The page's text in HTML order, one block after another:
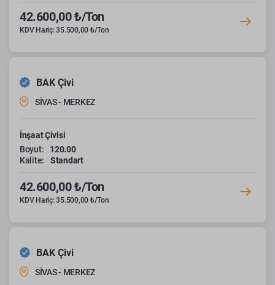
42.600,00 ₺/Ton
KDV Hariç: 35.500,00 ₺/Ton
BAK Çivi
SİVAS - MERKEZ
İnşaat Çivisi
Boyut:
120.00
Kalite:
Standart
42.600,00 ₺/Ton
KDV Hariç: 35.500,00 ₺/Ton
BAK Çivi
SİVAS - MERKEZ